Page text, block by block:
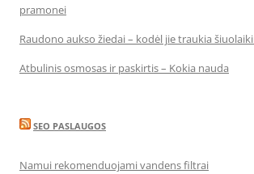
pramonei
Raudono aukso žiedai – kodėl jie traukia
Atbulinis osmosas ir paskirtis – Kokia nauda
SEO PASLAUGOS
Namui rekomenduojami vandens filtrai